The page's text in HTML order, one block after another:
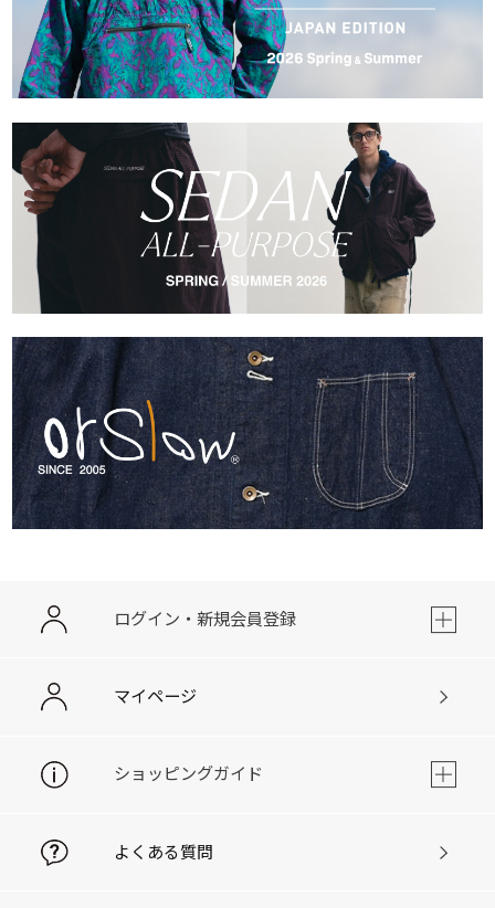
ログイン・新規会員登録
マイページ
ショッピングガイド
よくある質問